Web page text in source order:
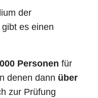
der
gibt es einen
Personen für
denen dann über
zur Prüfung